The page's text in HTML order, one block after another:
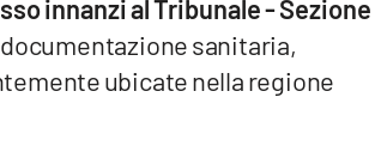
innanzi al Tribunale - Sezione
sanitaria,
ubicate nella regione